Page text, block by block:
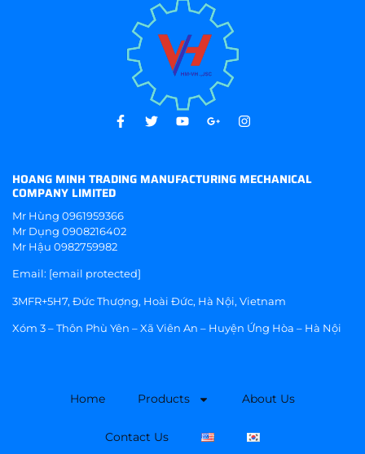
HOANG MINH TRADING MANUFACTURING MECHANICAL
COMPANY LIMITED
Mr Hùng 0961959366
Mr Dụng 0908216402
Mr Hậu 0982759982
Email: [email protected]
3MFR+5H7, Đức Thượng, Hoài Đức, Hà Nội, Vietnam
Xóm 3 – Thôn Phù Yên – Xã Viên An – Huyện Ứng Hòa – Hà Nội
Home Products About Us
Contact Us